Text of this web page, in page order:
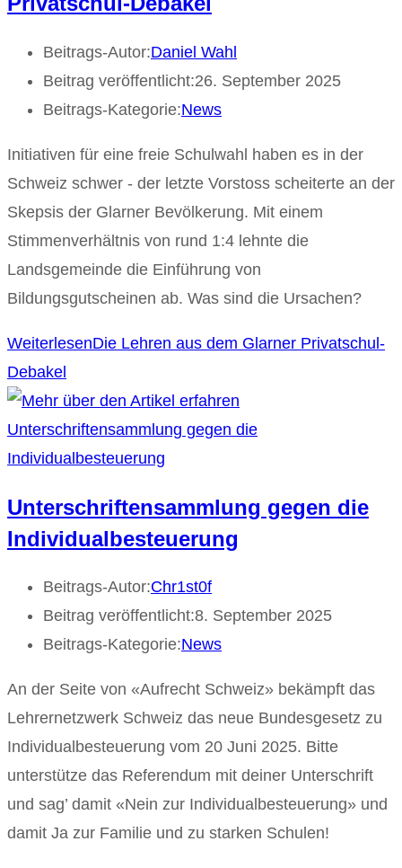
Beitrags-Autor:Daniel Wahl
Beitrag veröffentlicht:26. September 2025
Beitrags-Kategorie:News
Initiativen für eine freie Schulwahl haben es in der
Schweiz schwer - der letzte Vorstoss scheiterte an der
Skepsis der Glarner Bevölkerung. Mit einem
Stimmenverhältnis von rund 1:4 lehnte die
Landsgemeinde die Einführung von
Bildungsgutscheinen ab. Was sind die Ursachen?
WeiterlesenDie Lehren aus dem Glarner Privatschul-
Debakel
Unterschriftensammlung gegen die
Individualbesteuerung
Beitrags-Autor:Chr1st0f
Beitrag veröffentlicht:8. September 2025
Beitrags-Kategorie:News
An der Seite von «Aufrecht Schweiz» bekämpft das
Lehrernetzwerk Schweiz das neue Bundesgesetz zu
Individualbesteuerung vom 20 Juni 2025. Bitte
unterstütze das Referendum mit deiner Unterschrift
und sag’ damit «Nein zur Individualbesteuerung» und
damit Ja zur Familie und zu starken Schulen!